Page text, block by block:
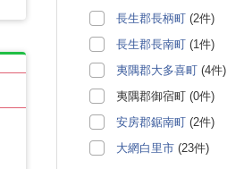
長生郡長柄町 (2件)
長生郡長南町 (1件)
夷隅郡大多喜町 (4件)
夷隅郡御宿町 (0件)
安房郡鋸南町 (2件)
大網白里市 (23件)